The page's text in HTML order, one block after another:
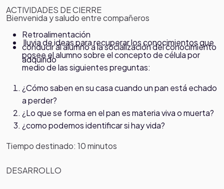
ACTIVIDADES DE CIERRE
Retroalimentación
conducir al alumno a la socialización del conocimiento
adquirido
Bienvenida y saludo entre compañeros
lluvia de ideas para recuperar los conocimientos que
posee el alumno sobre el concepto de célula por
medio de las siguientes preguntas:
¿Cómo saben en su casa cuando un pan está echado
a perder?
¿Lo que se forma en el pan es materia viva o muerta?
¿como podemos identificar si hay vida?
Tiempo destinado: 10 minutos
DESARROLLO